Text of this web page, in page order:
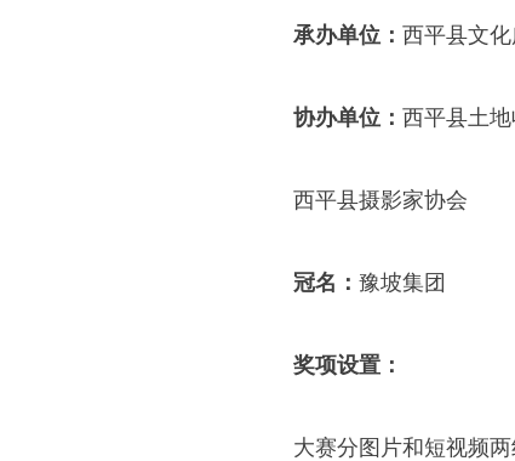
承办单位： 西平县文
协办单位： 西平县土
西平县摄影家协会
冠名： 豫坡集团
奖项设置：
大赛分图片和短视频两